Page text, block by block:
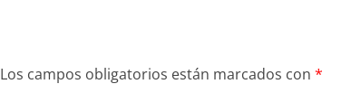
Los campos obligatorios están marcados con *